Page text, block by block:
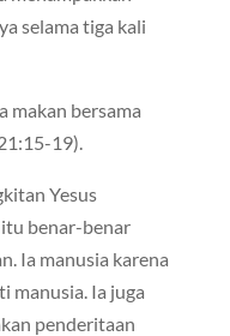
selama tiga kali
makan bersama
19).
Yesus
benar-benar
Ia manusia karena
manusia. Ia juga
penderitaan